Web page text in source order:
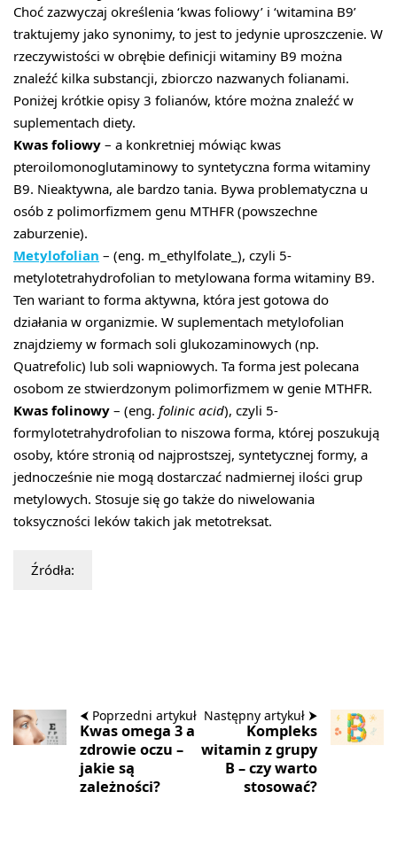
Choć zazwyczaj określenia ‘kwas foliowy’ i ‘witamina B9’
traktujemy jako synonimy, to jest to jedynie uproszczenie. W
rzeczywistości w obrębie definicji witaminy B9 można
znaleźć kilka substancji, zbiorczo nazwanych folianami.
Poniżej krótkie opisy 3 folianów, które można znaleźć w
suplementach diety.
Kwas foliowy – a konkretniej mówiąc kwas
pteroilomonoglutaminowy to syntetyczna forma witaminy
B9. Nieaktywna, ale bardzo tania. Bywa problematyczna u
osób z polimorfizmem genu MTHFR (powszechne
zaburzenie).
Metylofolian – (eng. m_ethylfolate_), czyli 5-
metylotetrahydrofolian to metylowana forma witaminy B9.
Ten wariant to forma aktywna, która jest gotowa do
działania w organizmie. W suplementach metylofolian
znajdziemy w formach soli glukozaminowych (np.
Quatrefolic) lub soli wapniowych. Ta forma jest polecana
osobom ze stwierdzonym polimorfizmem w genie MTHFR.
Kwas folinowy – (eng. folinic acid), czyli 5-
formylotetrahydrofolian to niszowa forma, której poszukują
osoby, które stronią od najprostszej, syntetycznej formy, a
jednocześnie nie mogą dostarczać nadmiernej ilości grup
metylowych. Stosuje się go także do niwelowania
toksyczności leków takich jak metotreksat.
Źródła:
⮜ Poprzedni artykuł
Kwas omega 3 a
zdrowie oczu –
jakie są
zależności?
Następny artykuł ⮞
Kompleks
witamin z grupy
B – czy warto
stosować?